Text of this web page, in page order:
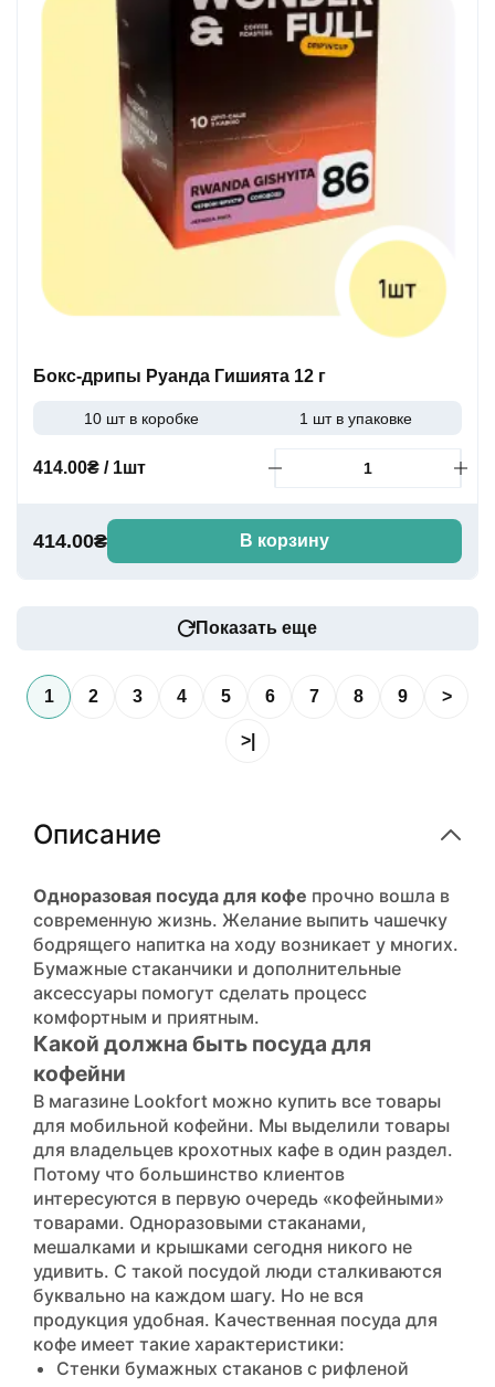
Бокс-дрипы Руанда Гишията 12 г
10 шт в коробке 1 шт в упаковке
414.00₴ / 1шт
414.00₴ В корзину
Показать еще
1 2 3 4 5 6 7 8 9 >
>|
Описание
Одноразовая посуда для кофе прочно вошла в
современную жизнь. Желание выпить чашечку
бодрящего напитка на ходу возникает у многих.
Бумажные стаканчики и дополнительные
аксессуары помогут сделать процесс
комфортным и приятным.
Какой должна быть посуда для
кофейни
В магазине Lookfort можно купить все товары
для мобильной кофейни. Мы выделили товары
для владельцев крохотных кафе в один раздел.
Потому что большинство клиентов
интересуются в первую очередь «кофейными»
товарами. Одноразовыми стаканами,
мешалками и крышками сегодня никого не
удивить. С такой посудой люди сталкиваются
буквально на каждом шагу. Но не вся
продукция удобная. Качественная посуда для
кофе имеет такие характеристики:
Стенки бумажных стаканов с рифленой